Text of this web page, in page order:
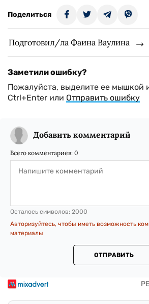
Поделиться
Подготовил/ла Фаина Ваулина
Заметили ошибку?
Пожалуйста, выделите ее мышкой
Ctrl+Enter или Отправить ошибку
Добавить комментарий
Всего комментариев: 0
Осталось символов: 2000
Авторизуйтесь, чтобы иметь возможность
материалы
ОТПРАВИТЬ